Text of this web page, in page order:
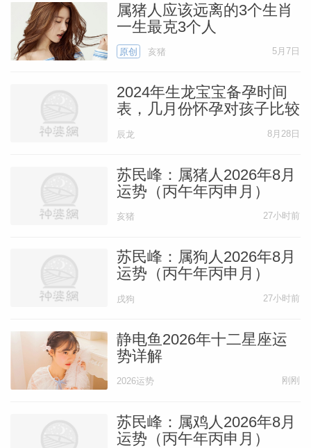
属猪人应该远离的3个生肖
一生最克3个人
原创 亥猪 5月7日
2024年生龙宝宝备孕时间
表，几月份怀孕对孩子比较
好
辰龙 8月28日
苏民峰：属猪人2026年8月
运势（丙午年丙申月）
亥猪 27小时前
苏民峰：属狗人2026年8月
运势（丙午年丙申月）
戌狗 27小时前
静电鱼2026年十二星座运
势详解
2026运势 刚刚
苏民峰：属鸡人2026年8月
运势（丙午年丙申月）